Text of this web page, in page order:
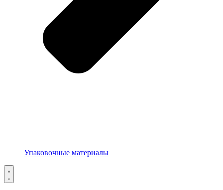
Упаковочные материалы